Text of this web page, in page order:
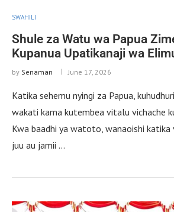
SWAHILI
Shule za Watu wa Papua
Kupanua Upatikanaji wa
by Senaman June 17, 2026
Katika sehemu nyingi za Papua,
wakati kama kutembea vitalu vichache
Kwa baadhi ya watoto, wanaoishi katika
juu au jamii …